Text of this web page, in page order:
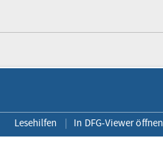
Lesehilfen In DFG-Viewer öffnen